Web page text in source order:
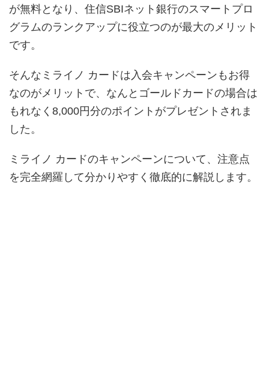
が無料となり、住信SBIネット銀行のスマートプロ
グラムのランクアップに役立つのが最大のメリット
です。
そんなミライノ カードは入会キャンペーンもお得
なのがメリットで、なんとゴールドカードの場合は
もれなく8,000円分のポイントがプレゼントされま
した。
ミライノ カードのキャンペーンについて、注意点
を完全網羅して分かりやすく徹底的に解説します。